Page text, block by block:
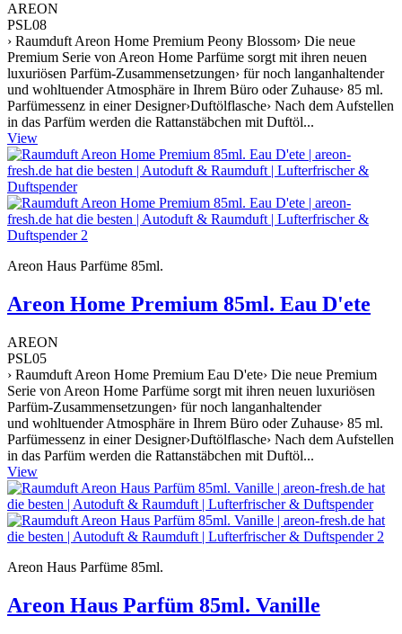
AREON
PSL08
› Raumduft Areon Home Premium Peony Blossom› Die neue
Premium Serie von Areon Home Parfüme sorgt mit ihren neuen
luxuriösen Parfüm-Zusammensetzungen› für noch langanhaltender
und wohltuender Atmosphäre in Ihrem Büro oder Zuhause› 85 ml.
Parfümessenz in einer Designer›Duftölflasche› Nach dem Aufstellen
in das Parfüm werden die Rattanstäbchen mit Duftöl...
View
Areon Haus Parfüme 85ml.
Areon Home Premium 85ml. Eau D'ete
AREON
PSL05
› Raumduft Areon Home Premium Eau D'ete› Die neue Premium
Serie von Areon Home Parfüme sorgt mit ihren neuen luxuriösen
Parfüm-Zusammensetzungen› für noch langanhaltender
und wohltuender Atmosphäre in Ihrem Büro oder Zuhause› 85 ml.
Parfümessenz in einer Designer›Duftölflasche› Nach dem Aufstellen
in das Parfüm werden die Rattanstäbchen mit Duftöl...
View
Areon Haus Parfüme 85ml.
Areon Haus Parfüm 85ml. Vanille